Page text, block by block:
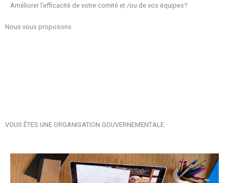
Améliorer l’efficacité de votre comité et /ou de vos équipes?​​
Nous vous proposons
VOUS ÊTES UNE ORGANISATION GOUVERNEMENTALE